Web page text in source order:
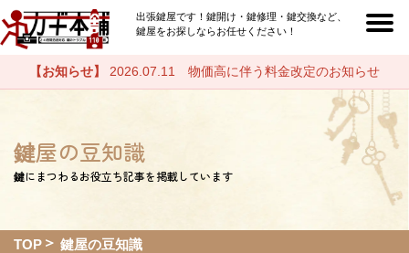
出張鍵屋です！鍵開け・鍵修理・鍵交換など、
鍵屋をお探しならお任せください！
【お知らせ】 2026.07.11 物価高に伴う料金改定のお知らせ
鍵屋の豆知識
鍵にまつわるお役立ち記事を掲載しています
TOP 鍵屋の豆知識